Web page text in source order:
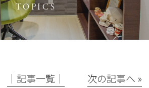
TOPICS
│記事一覧│ 次の記事へ »